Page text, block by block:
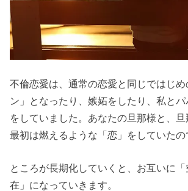
不倫恋愛は、通常の恋愛と同じではじめ
ン」となったり、嫉妬をしたり、私とパ
をしていました。あなたの旦那様と、旦
最初は燃えるような「恋」をしていたの
ところが長期化していくと、お互いに
在」になっていきます。